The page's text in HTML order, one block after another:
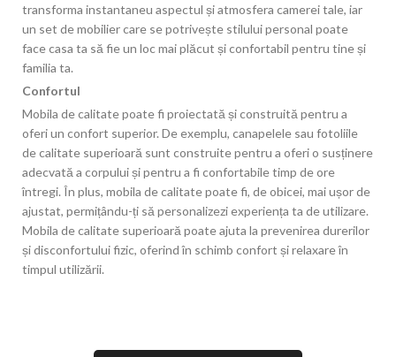
transforma instantaneu aspectul și atmosfera camerei tale, iar
un set de mobilier care se potrivește stilului personal poate
face casa ta să fie un loc mai plăcut și confortabil pentru tine și
familia ta.
Confortul
Mobila de calitate poate fi proiectată și construită pentru a
oferi un confort superior. De exemplu, canapelele sau fotoliile
de calitate superioară sunt construite pentru a oferi o susținere
adecvată a corpului și pentru a fi confortabile timp de ore
întregi. În plus, mobila de calitate poate fi, de obicei, mai ușor de
ajustat, permițându-ți să personalizezi experiența ta de utilizare.
Mobila de calitate superioară poate ajuta la prevenirea durerilor
și disconfortului fizic, oferind în schimb confort și relaxare în
timpul utilizării.